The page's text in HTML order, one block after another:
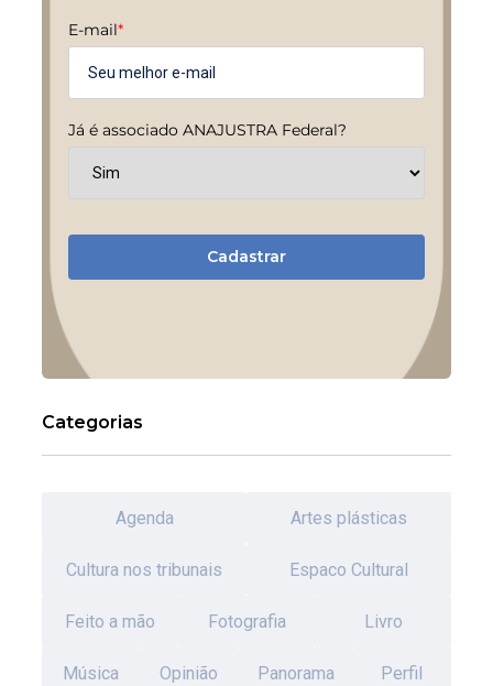
E-mail*
Já é associado ANAJUSTRA Federal?
Cadastrar
Categorias
Agenda Artes plásticas
Cultura nos tribunais Espaco Cultural
Feito a mão Fotografia Livro
Música Opinião Panorama Perfil